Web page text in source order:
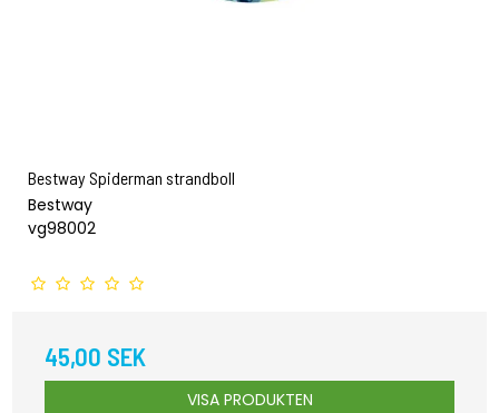
Bestway Spiderman strandboll
Bestway
vg98002
45,00 SEK
VISA PRODUKTEN